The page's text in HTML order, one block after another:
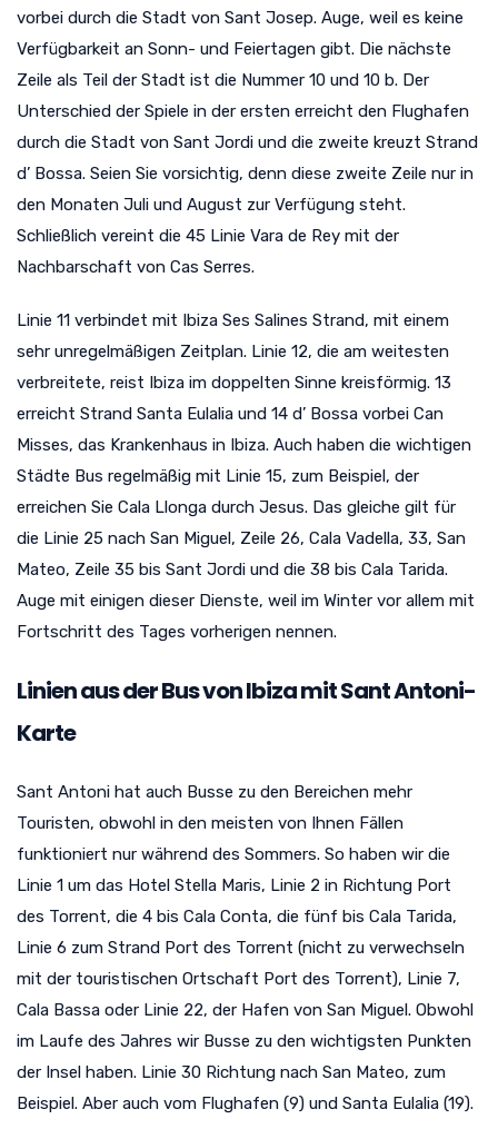
vorbei durch die Stadt von Sant Josep. Auge, weil es keine
Verfügbarkeit an Sonn- und Feiertagen gibt. Die nächste
Zeile als Teil der Stadt ist die Nummer 10 und 10 b. Der
Unterschied der Spiele in der ersten erreicht den Flughafen
durch die Stadt von Sant Jordi und die zweite kreuzt Strand
d’ Bossa. Seien Sie vorsichtig, denn diese zweite Zeile nur in
den Monaten Juli und August zur Verfügung steht.
Schließlich vereint die 45 Linie Vara de Rey mit der
Nachbarschaft von Cas Serres.
Linie 11 verbindet mit Ibiza Ses Salines Strand, mit einem
sehr unregelmäßigen Zeitplan. Linie 12, die am weitesten
verbreitete, reist Ibiza im doppelten Sinne kreisförmig. 13
erreicht Strand Santa Eulalia und 14 d’ Bossa vorbei Can
Misses, das Krankenhaus in Ibiza. Auch haben die wichtigen
Städte Bus regelmäßig mit Linie 15, zum Beispiel, der
erreichen Sie Cala Llonga durch Jesus. Das gleiche gilt für
die Linie 25 nach San Miguel, Zeile 26, Cala Vadella, 33, San
Mateo, Zeile 35 bis Sant Jordi und die 38 bis Cala Tarida.
Auge mit einigen dieser Dienste, weil im Winter vor allem mit
Fortschritt des Tages vorherigen nennen.
Linien aus der Bus von Ibiza mit Sant Antoni-
Karte
Sant Antoni hat auch Busse zu den Bereichen mehr
Touristen, obwohl in den meisten von Ihnen Fällen
funktioniert nur während des Sommers. So haben wir die
Linie 1 um das Hotel Stella Maris, Linie 2 in Richtung Port
des Torrent, die 4 bis Cala Conta, die fünf bis Cala Tarida,
Linie 6 zum Strand Port des Torrent (nicht zu verwechseln
mit der touristischen Ortschaft Port des Torrent), Linie 7,
Cala Bassa oder Linie 22, der Hafen von San Miguel. Obwohl
im Laufe des Jahres wir Busse zu den wichtigsten Punkten
der Insel haben. Linie 30 Richtung nach San Mateo, zum
Beispiel. Aber auch vom Flughafen (9) und Santa Eulalia (19).